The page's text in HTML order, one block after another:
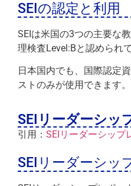
SEIの認定と利用
SEIは米国の3つの主要な
理検査Level:Bと認められ
日本国内でも、国際認定
ストのみが使用できます。
SEIリーダーシッ
引用： SEIリーダーシップ
SEIリーダーシッ